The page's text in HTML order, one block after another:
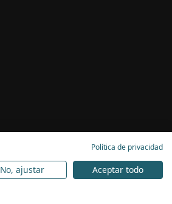
Política de privacidad
No, ajustar Aceptar todo